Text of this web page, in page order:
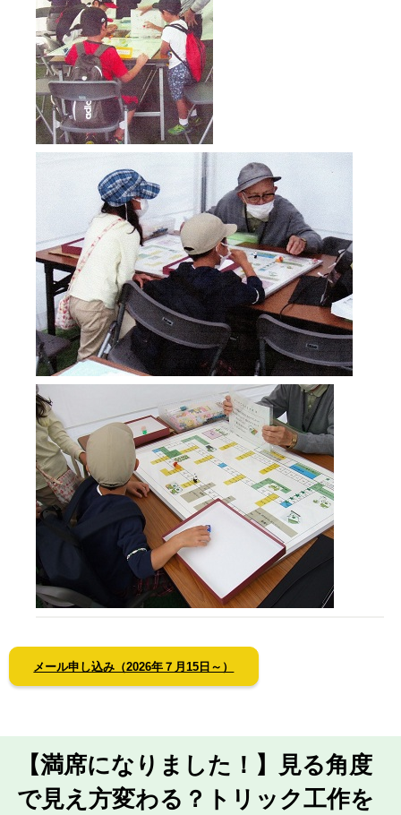
メール申し込み（2026年７月15日～）
【満席になりました！】
見る角度
で見え方変わる？トリック工作を